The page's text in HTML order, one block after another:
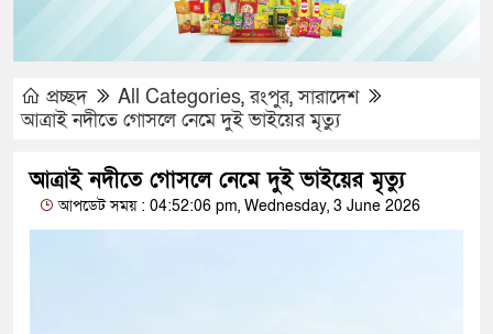
প্রচ্ছদ All Categories,রংপুর,সারাদেশ
আত্রাই নদীতে গোসলে নেমে দুই ভাইয়ের মৃত্যু
আত্রাই নদীতে গোসলে নেমে দুই ভাইয়ের মৃত্যু
আপডেট সময় : 04:52:06 pm, Wednesday, 3 June 2026